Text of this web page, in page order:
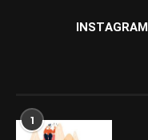
INSTAGRAM
1